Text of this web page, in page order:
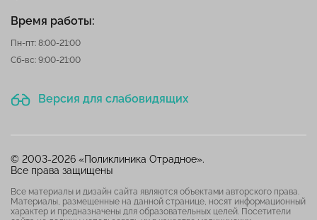
Время работы:
Пн-пт: 8:00-21:00
Сб-вс: 9:00-21:00
Версия для слабовидящих
© 2003-2026 «Поликлиника Отрадное».
Все права защищены
Все материалы и дизайн сайта являются объектами авторского права.
Материалы, размещенные на данной странице, носят информационный
характер и предназначены для образовательных целей. Посетители